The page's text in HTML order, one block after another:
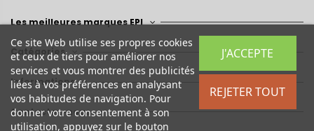
Les meilleures marques EPI
Catégories
Informations
Contactez-nous
Ce site Web utilise ses propres cookies
et ceux de tiers pour améliorer nos
services et vous montrer des publicités
liées à vos préférences en analysant
vos habitudes de navigation. Pour
donner votre consentement à son
utilisation, appuyez sur le bouton
REJETER TOUT
J'ACCEPTE